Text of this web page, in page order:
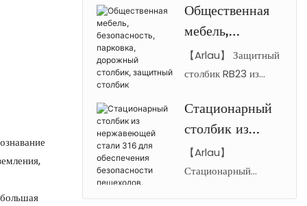
нержавеющей стали
марок 201, 304 или
от атмосферных
воздействий IP68 и
изготовления на заказ
по индивидуальным
размерам.
покрытия.
противоударной
конструкцией
предназначены для
парковок, дорог,
общественных мест.
Надежная защита
Arlau
Общественная
мебель,
безопасность,
парковка,
столбик,
защитный
столбик
【Arlau】 Защитный
столбик RB23 из
со скошенным
верхом. Имеет
степень защиты IP68
и фиксированную
для защиты
Стационарный
столбик из
нержавеющей
стали 316 для
【Arlau】
Стационарный